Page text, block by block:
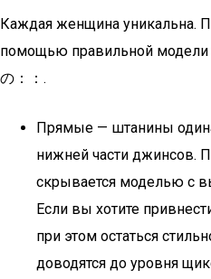
Каждая женщина уникальна.
помощью правильной модели
の：：.
Прямые — штанины
нижней части джинсов.
скрывается моделью с
Если вы хотите
при этом остаться
доводятся до уровня